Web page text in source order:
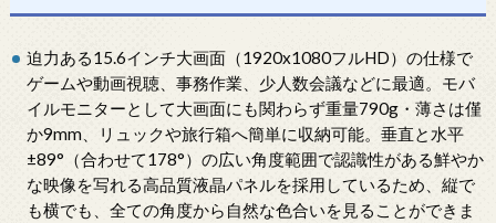
迫力ある15.6インチ大画面（1920x1080フルHD）の仕様で
ゲームや動画視聴、事務作業、少人数会議などに最適。モバ
イルモニターとして大画面にも関わらず重量790g・薄さは僅
か9mm、リュックや旅行箱へ簡単に収納可能。垂直と水平
±89°（合わせて178°）の広い角度範囲で認識性がある鮮やか
な映像を写れる高品質液晶パネルを採用しているため、縦で
も横でも、全ての角度から自然な色合いを見ることができま